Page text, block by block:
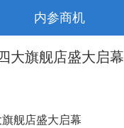
内参商机
大旗舰店盛大启幕
舰店盛大启幕